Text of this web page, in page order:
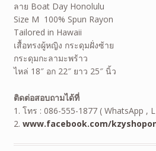
ลาย Boat Day Honolulu
Size M 100% Spun Rayon
Tailored in Hawaii
เสื้อทรงผู้หญิง กระดุมฝั่งซ้าย
กระดุมกะลามะพร้าว
ไหล่ 18″ อก 22″ ยาว 25″ นิ้ว
ติดต่อสอบถามได้ที่
1. โทร : 086-555-1877 ( WhatsApp ,
2. www.facebook.com/